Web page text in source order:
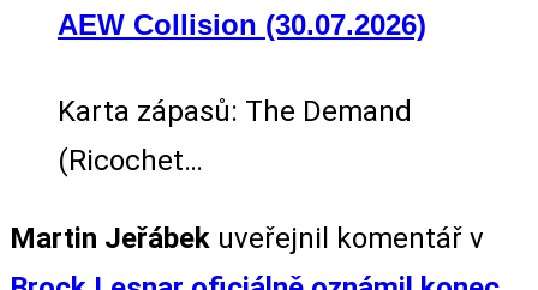
AEW Collision (30.07.2026)
Karta zápasů: The Demand
(Ricochet…
Martin Jeřábek uveřejnil komentář v